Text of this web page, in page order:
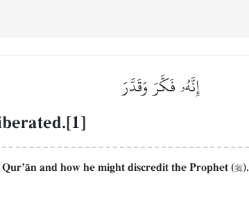
إِنَّهُۥ فَكَّرَ وَقَدَّرَ
and how he might discredit the Prophet ().